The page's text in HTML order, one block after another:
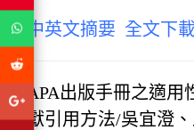
中英文摘要 全文下
APA出版手冊之適
獻引用方法/吳宜澄